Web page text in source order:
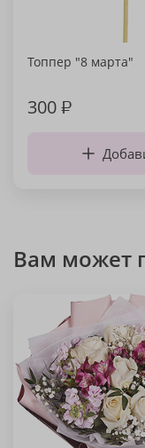
Топпер "8 марта"
300₽
Вам может